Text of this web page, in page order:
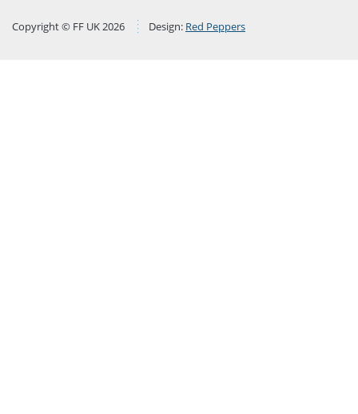
Copyright © FF UK 2026 Design: Red Peppers